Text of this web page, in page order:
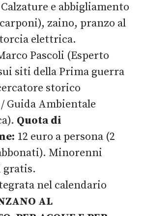
Calzature e abbigliamento
zaino, pranzo al
elettrica.
Pascoli (Esperto
siti della Prima guerra
storico
Guida Ambientale
Quota di
12 euro a persona (2
Minorenni
gratis.
nel calendario
AL